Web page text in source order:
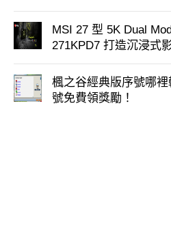
MSI 27 型 5K Dual
271KPD7 打造沉浸式
楓之谷經典版序號哪
號免費領獎勵！